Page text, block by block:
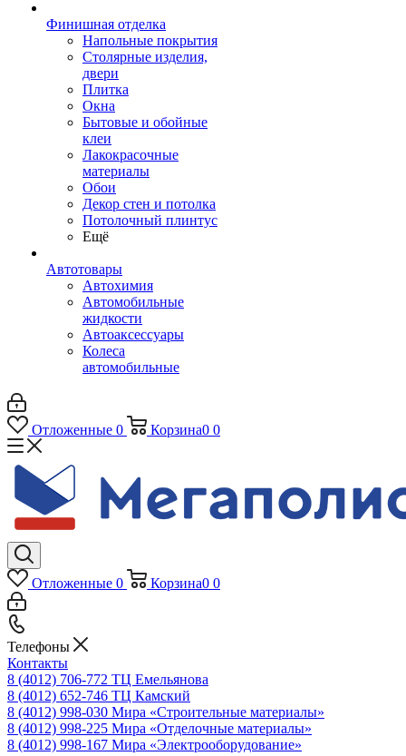
Финишная отделка
Напольные покрытия
Столярные изделия,
двери
Плитка
Окна
Бытовые и обойные
клеи
Лакокрасочные
материалы
Обои
Декор стен и потолка
Потолочный плинтус
Ещё
Автотовары
Автохимия
Автомобильные
жидкости
Автоаксессуары
Колеса
автомобильные
Отложенные 0 Корзина0 0
Отложенные 0 Корзина0 0
Телефоны
Контакты
8 (4012) 706-772 ТЦ Емельянова
8 (4012) 652-746 ТЦ Камский
8 (4012) 998-030 Мира «Строительные материалы»
8 (4012) 998-225 Мира «Отделочные материалы»
8 (4012) 998-167 Мира «Электрооборудование»